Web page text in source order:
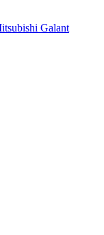
Galant